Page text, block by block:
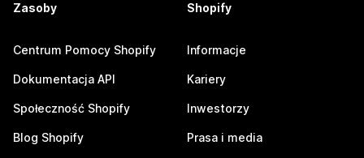
Zasoby
Centrum Pomocy Shopify
Dokumentacja API
Społeczność Shopify
Blog Shopify
Shopify
Informacje
Kariery
Inwestorzy
Prasa i media